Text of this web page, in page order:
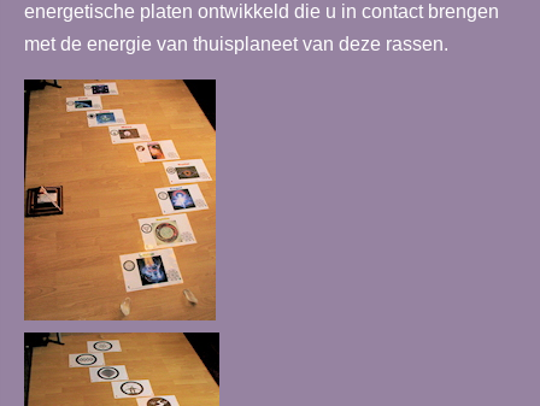
energetische platen ontwikkeld die u in contact brengen
met de energie van thuisplaneet van deze rassen.